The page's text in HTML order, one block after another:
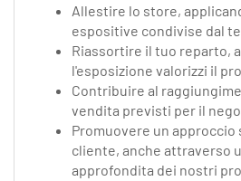
Allestire lo store,
espositive condivise dal
Riassortire il tuo reparto,
l'esposizione valorizzi il
Contribuire al
vendita previsti per il
Promuovere un
cliente, anche attraverso
approfondita dei nostri